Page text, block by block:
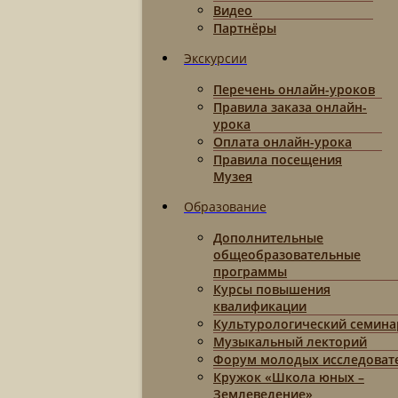
Видео
Партнёры
Экскурсии
Перечень онлайн-уроков
Правила заказа онлайн-
урока
Оплата онлайн-урока
Правила посещения
Музея
Образование
Дополнительные
общеобразовательные
программы
Курсы повышения
квалификации
Культурологический
Музыкальный лекторий
Форум молодых
Кружок «Школа юных –
Землеведение»